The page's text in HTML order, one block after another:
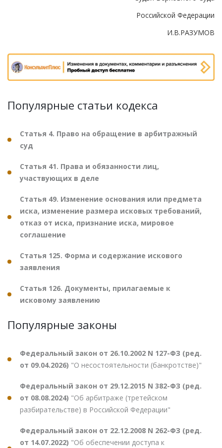
Российской Федерации
И.В.РАЗУМОВ
Популярные статьи кодекса
Статья 4. Право на обращение в арбитражный
суд
Статья 41. Права и обязанности лиц,
участвующих в деле
Статья 49. Изменение основания или предмета
иска, изменение размера исковых требований,
отказ от иска, признание иска, мировое
соглашение
Статья 125. Форма и содержание искового
заявления
Статья 126. Документы, прилагаемые к
исковому заявлению
Популярные законы
Федеральный закон от 26.10.2002 N 127-ФЗ (ред.
от 09.04.2026) "О несостоятельности (банкротстве)"
Федеральный закон от 29.12.2015 N 382-ФЗ (ред.
от 08.08.2024) "Об арбитраже (третейском
разбирательстве) в Российской Федерации"
Федеральный закон от 22.12.2008 N 262-ФЗ (ред.
от 14.07.2022) "Об обеспечении доступа к